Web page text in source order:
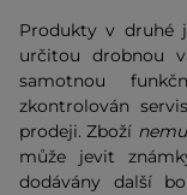
Produkty v druhé
určitou drobnou
samotnou
zkontrolován
prodeji. Zboží
může jevit
dodávány další